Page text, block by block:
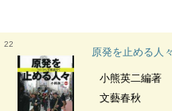
22
原発を止める人
小熊英二編著
文藝春秋